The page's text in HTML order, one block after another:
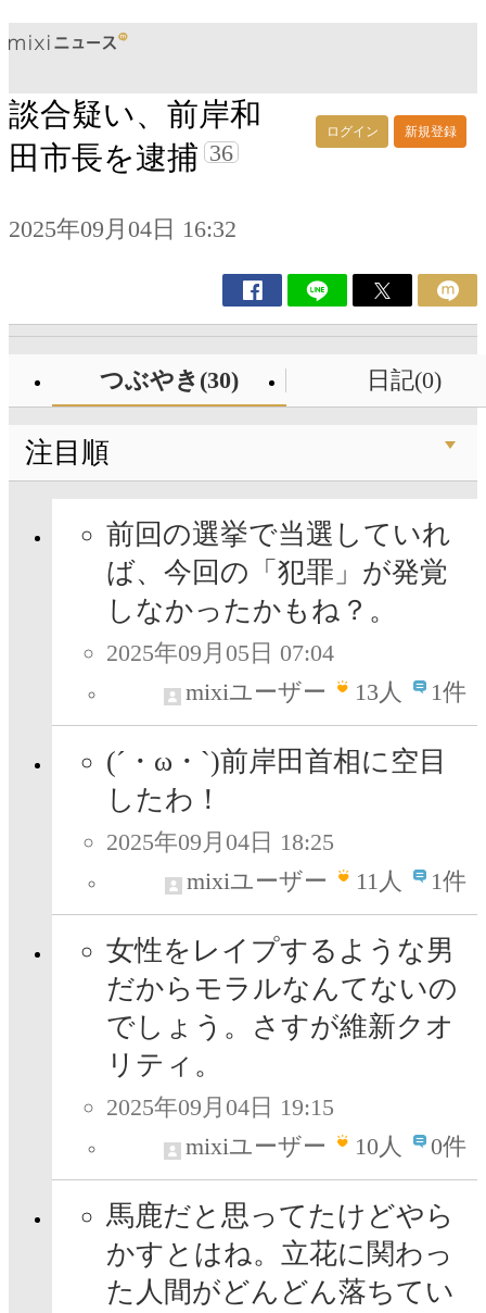
ログイン 新規登録
談合疑い、前岸和
田市長を逮捕 36
2025年09月04日 16:32
つぶやき(30) 日記(0)
注目順
前回の選挙で当選していれ
ば、今回の「犯罪」が発覚
しなかったかもね？。
2025年09月05日 07:04
mixiユーザー
13人 1件
(´・ω・`)前岸田首相に空目
したわ！
2025年09月04日 18:25
mixiユーザー
11人 1件
女性をレイプするような男
だからモラルなんてないの
でしょう。さすが維新クオ
リティ。
2025年09月04日 19:15
mixiユーザー
10人 0件
馬鹿だと思ってたけどやら
かすとはね。立花に関わっ
た人間がどんどん落ちてい